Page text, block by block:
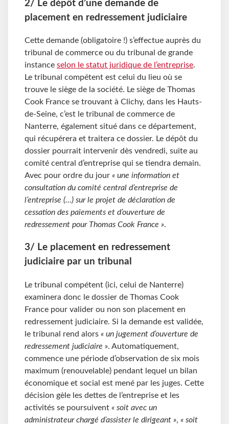
2/ Le dépôt d’une demande de
placement en redressement judiciaire
Cette demande (obligatoire !) s’effectue auprès du
tribunal de commerce ou du tribunal de grande
instance selon le statut juridique de l’entreprise.
Le tribunal compétent est celui du lieu où se
trouve le siège de la société. Le siège de Thomas
Cook France se trouvant à Clichy, dans les Hauts-
de-Seine, c’est le tribunal de commerce de
Nanterre, également situé dans ce département,
qui récupérera et traitera ce dossier. Le dépôt du
dossier pourrait intervenir dès vendredi, suite au
comité central d’entreprise qui se tiendra demain.
Avec pour ordre du jour « une information et
consultation du comité central d’entreprise de
l’entreprise (…) sur le projet de déclaration de
cessation des paiements et d’ouverture de
redressement pour Thomas Cook France ».
3/ Le placement en redressement
judiciaire par un tribunal
Le tribunal compétent (ici, celui de Nanterre)
examinera donc le dossier de Thomas Cook
France pour valider ou non son placement en
redressement judiciaire. Si la demande est validée,
le tribunal rend alors « un jugement d’ouverture de
redressement judiciaire ». Automatiquement,
commence une période d’observation de six mois
maximum (renouvelable) pendant lequel un bilan
économique et social est mené par les juges. Cette
décision gèle les dettes de l’entreprise et les
activités se poursuivent « soit avec un
administrateur chargé d’assister le dirigeant », « soit